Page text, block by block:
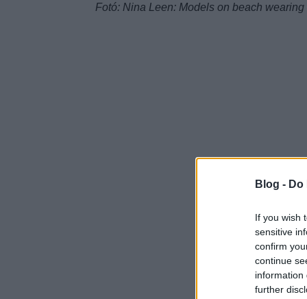
Blog -
If you wish
sensitive
confirm
continue
information
further
Fotó: Nina Leen: Models on beach